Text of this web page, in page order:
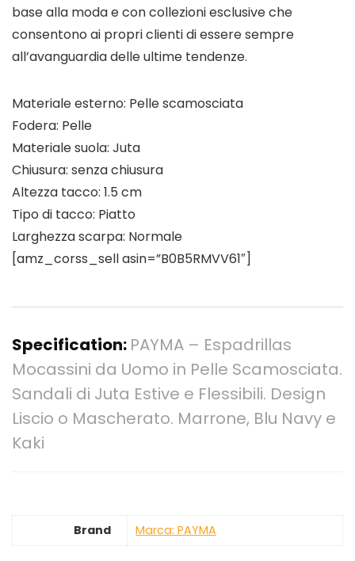
base alla moda e con collezioniesclusiveche
consentono ai propri clienti di essere sempre
all’avanguardia delle ultime tendenze.
Materiale esterno: Pelle scamosciata
Fodera: Pelle
Materiale suola: Juta
Chiusura: senza chiusura
Altezza tacco: 1.5 cm
Tipo di tacco: Piatto
Larghezza scarpa: Normale
[amz_corss_sell asin=”B0B5RMVV61″]
Specification: PAYMA – Espadrillas
Mocassini da Uomo in Pelle Scamosciata.
Sandali di Juta Estive e Flessibili. Design
Liscio o Mascherato. Marrone, Blu Navy e
Kaki
Brand Marca: PAYMA